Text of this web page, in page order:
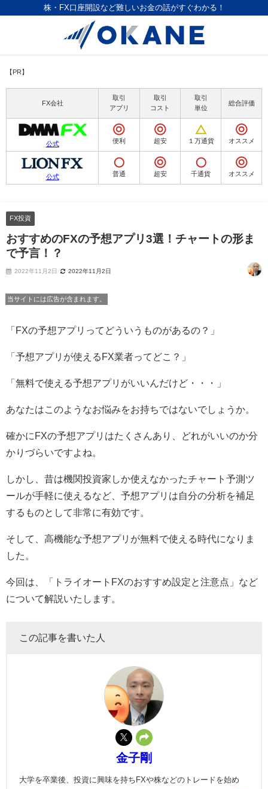
株・FX口座開設など難しいお金の話がすぐわかる！
【PR】
FX会社
取引
アプリ
取引
コスト
取引
単位
総合評価
公式 便利 超安 １万通貨 オススメ
公式 普通 超安 千通貨 オススメ
FX投資
おすすめのFXの予想アプリ3選！チャートの形ま
で予言！？
2022年11月2日 2022年11月2日
当サイトには広告が含まれます。
「FXの予想アプリってどういうものがあるの？」
「予想アプリが使えるFX業者ってどこ？」
「無料で使える予想アプリがいいんだけど・・・」
あなたはこのようなお悩みをお持ちではないでしょうか。
確かにFXの予想アプリはたくさんあり、どれがいいのか分
かりづらいですよね。
しかし、昔は機関投資家しか使えなかったチャート予測ツ
ールが手軽に使えるなど、予想アプリは自分の分析を補足
するものとして非常に有効です。
そして、高機能な予想アプリが無料で使える時代になりま
した。
今回は、「トライオートFXのおすすめ設定と注意点」など
について解説いたします。
この記事を書いた人
金子剛
大学を卒業後、投資に興味を持ちFXや株などのトレードを始め